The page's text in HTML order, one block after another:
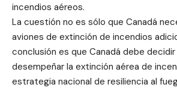
incendios aéreos.
La cuestión no es sólo que Canadá
aviones de extinción de incendios
conclusión es que Canadá debe
desempeñar la extinción aérea de
estrategia nacional de resiliencia al